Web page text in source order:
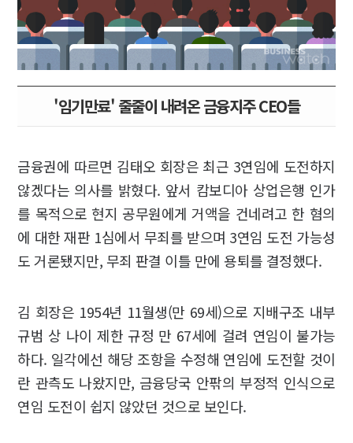
'임기만료' 줄줄이 내려온 금융지주 CEO들
금융권에 따르면 김태오 회장은 최근 3연임에 도전하지
않겠다는 의사를 밝혔다. 앞서 캄보디아 상업은행 인가
를 목적으로 현지 공무원에게 거액을 건네려고 한 혐의
에 대한 재판 1심에서 무죄를 받으며 3연임 도전 가능성
도 거론됐지만, 무죄 판결 이틀 만에 용퇴를 결정했다.
김 회장은 1954년 11월생(만 69세)으로 지배구조 내부
규범 상 나이 제한 규정 만 67세에 걸려 연임이 불가능
하다. 일각에선 해당 조항을 수정해 연임에 도전할 것이
란 관측도 나왔지만, 금융당국 안팎의 부정적 인식으로
연임 도전이 쉽지 않았던 것으로 보인다.